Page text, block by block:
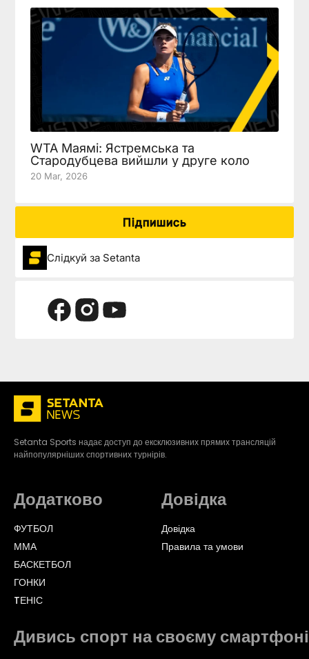
WTA Маямі: Ястремська та
Стародубцева вийшли у друге коло
20 Mar, 2026
Підпишись
Слідкуй за Setanta
Setanta Sports надає доступ до ексклюзивних прямих трансляцій
найпопулярніших спортивних турнірів.
Додатково
ФУТБОЛ
ММА
БАСКЕТБОЛ
ГОНКИ
TЕНІС
Довідка
Довідка
Правила та умови
Дивись спорт на своєму смартфоні